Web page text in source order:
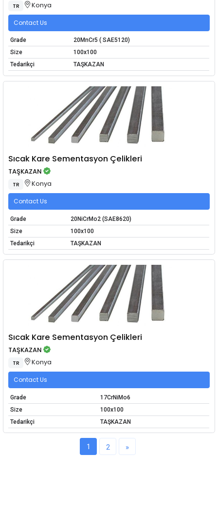
TR Konya
Contact Us
Grade
20MnCr5 ( SAE5120)
Size
100x100
Tedarikçi
TAŞKAZAN
Sıcak Kare Sementasyon Çelikleri
TAŞKAZAN
TR Konya
Contact Us
Grade
20NiCrMo2 (SAE8620)
Size
100x100
Tedarikçi
TAŞKAZAN
Sıcak Kare Sementasyon Çelikleri
TAŞKAZAN
TR Konya
Contact Us
Grade
17CrNiMo6
Size
100x100
Tedarikçi
TAŞKAZAN
1 2 »